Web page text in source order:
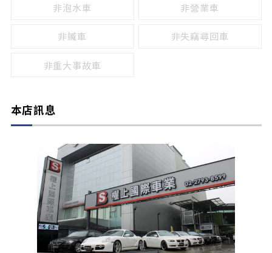
非泡水車 非營業車
非贓車 非失竊尋回車
非重大事故車
本店訊息